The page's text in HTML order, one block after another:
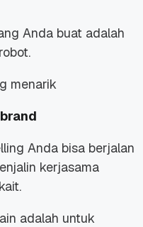
Anda buat adalah
menarik
Anda bisa berjalan
kerjasama
adalah untuk